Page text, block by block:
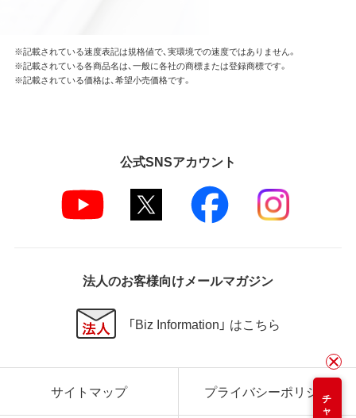
※記載されている速度表記は規格値で、実環境での速度ではありません。
※記載されている各商品名は、一般に各社の商標または登録商標です。
※記載されている価格は、希望小売価格です。
公式SNSアカウント
法人のお客様向けメールマガジン
「Biz Information」 はこちら
サイトマップ プライバシーポリシー